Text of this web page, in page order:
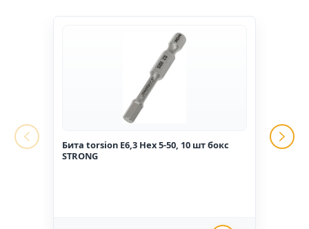
Бита torsion E6,3 Hex 5-50, 10 шт бокс
STRONG